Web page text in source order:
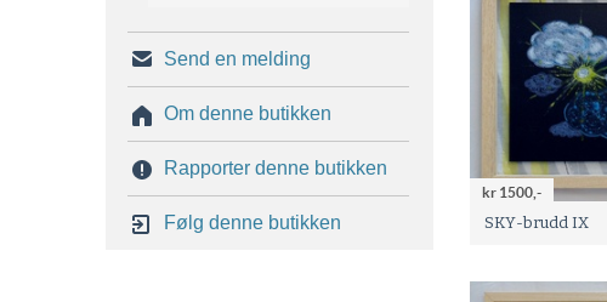
Send en melding
Om denne butikken
Rapporter denne butikken
Følg denne butikken
kr 1500,-
SKY-brudd IX